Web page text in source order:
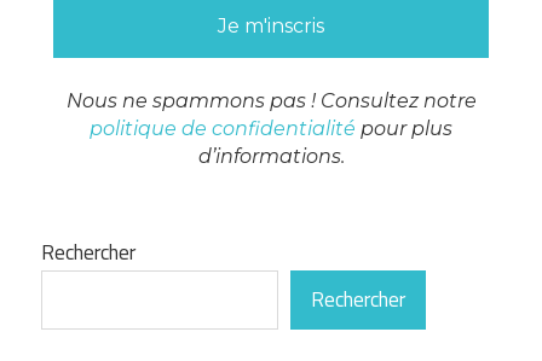
Nous ne spammons pas ! Consultez notre
politique de confidentialité pour plus
d’informations.
Rechercher
Rechercher